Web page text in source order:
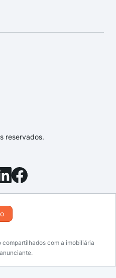
compartilhados com a imobiliária
reservados.